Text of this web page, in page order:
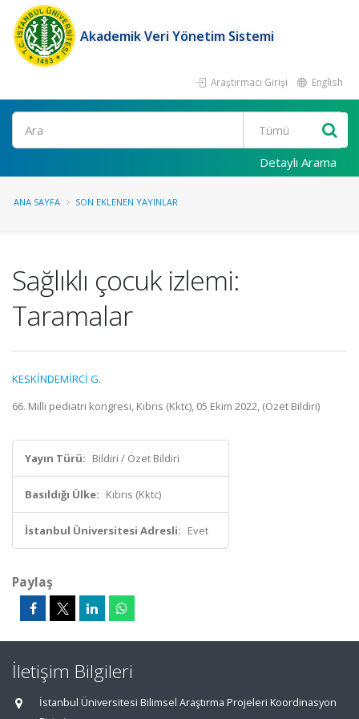
Akademik Veri Yönetim Sistemi
Araştırmacı Girişi English
Ara
Detaylı Arama
ANA SAYFA SON EKLENEN YAYINLAR
Sağlıklı çocuk izlemi:
Taramalar
KESKİNDEMİRCİ G.
66. Milli pediatri kongresi, Kıbrıs (Kktc), 05 Ekim 2022, (Özet Bildiri)
Yayın Türü: Bildiri / Özet Bildiri
Basıldığı Ülke: Kıbrıs (Kktc)
İstanbul Üniversitesi Adresli: Evet
Paylaş
İletişim Bilgileri
İstanbul Üniversitesi Bilimsel Araştırma Projeleri Koordinasyon